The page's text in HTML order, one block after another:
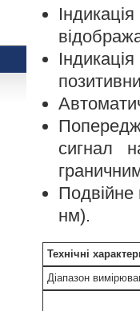
сигнал
нм).
Технічні
Діапазон